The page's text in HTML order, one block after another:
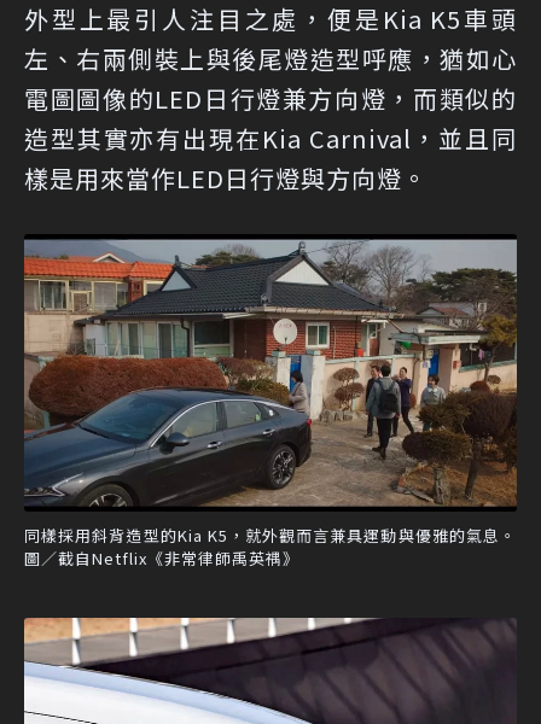
外型上最引人注目之處，便是Kia K5車頭
左、右兩側裝上與後尾燈造型呼應，猶如心
電圖圖像的LED日行燈兼方向燈，而類似的
造型其實亦有出現在Kia Carnival，並且同
樣是用來當作LED日行燈與方向燈。
同樣採用斜背造型的Kia K5，就外觀而言兼具運動與優雅的氣息。
圖／截自Netflix《非常律師禹英禑》